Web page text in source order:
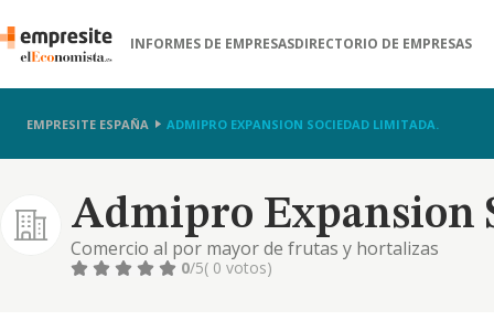
INFORMES DE EMPRESASDIRECTORIO DE EMPRESAS
EMPRESITE ESPAÑA ADMIPRO EXPANSION SOCIEDAD LIMITADA.
Admipro Expansion
Comercio al por mayor de frutas y hortalizas
0/5( 0 votos)